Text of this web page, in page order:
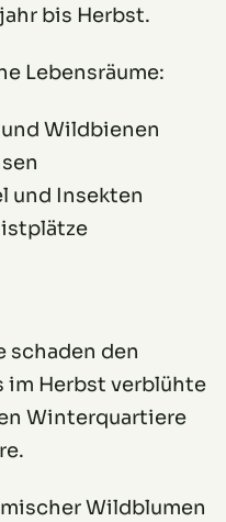
bis Herbst.
Lebensräume:
Wildbienen
und Insekten
schaden den
im Herbst verblühte
Winterquartiere
Wildblumen